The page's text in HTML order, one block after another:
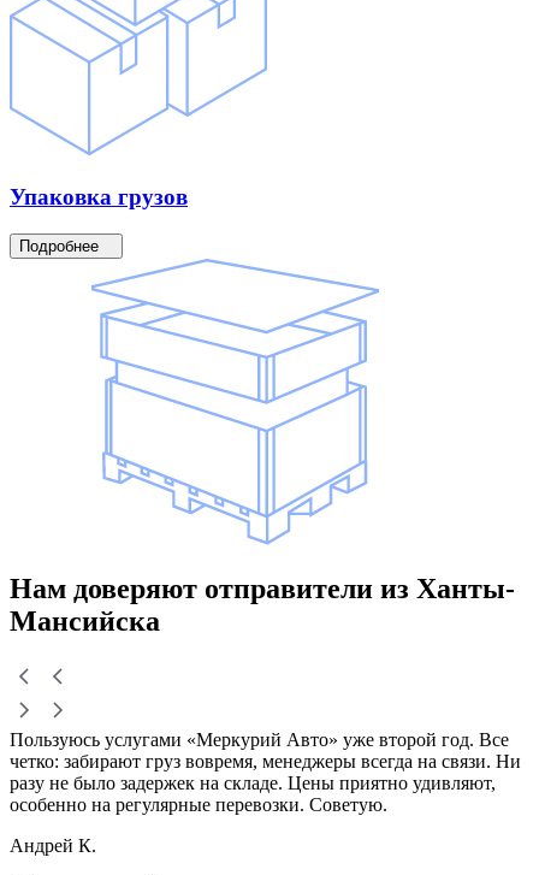
Упаковка грузов
Подробнее
Нам доверяют отправители из Ханты-
Мансийска
Пользуюсь услугами «Меркурий Авто» уже второй год. Все
четко: забирают груз вовремя, менеджеры всегда на связи. Ни
разу не было задержек на складе. Цены приятно удивляют,
особенно на регулярные перевозки. Советую.
Андрей К.